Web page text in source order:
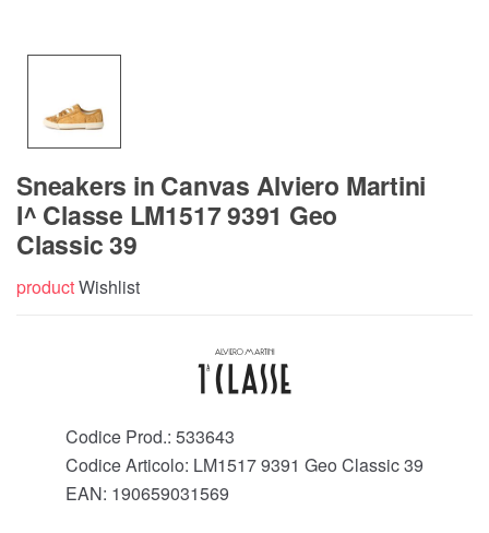
Sneakers in Canvas Alviero Martini
I^ Classe LM1517 9391 Geo
Classic 39
productWishlist
Codice Prod.: 533643
Codice Articolo: LM1517 9391 Geo Classic 39
EAN: 190659031569